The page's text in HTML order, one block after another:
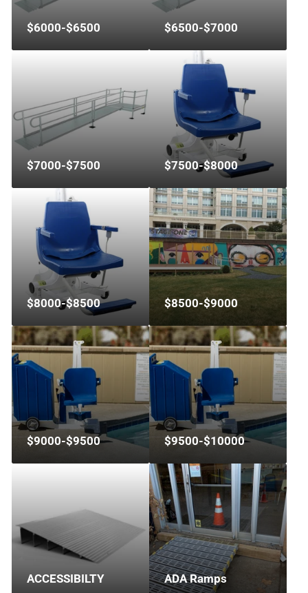
$6000-$6500 $6500-$7000
$7000-$7500 $7500-$8000
$8000-$8500 $8500-$9000
$9000-$9500 $9500-$10000
ACCESSIBILTY ADA Ramps